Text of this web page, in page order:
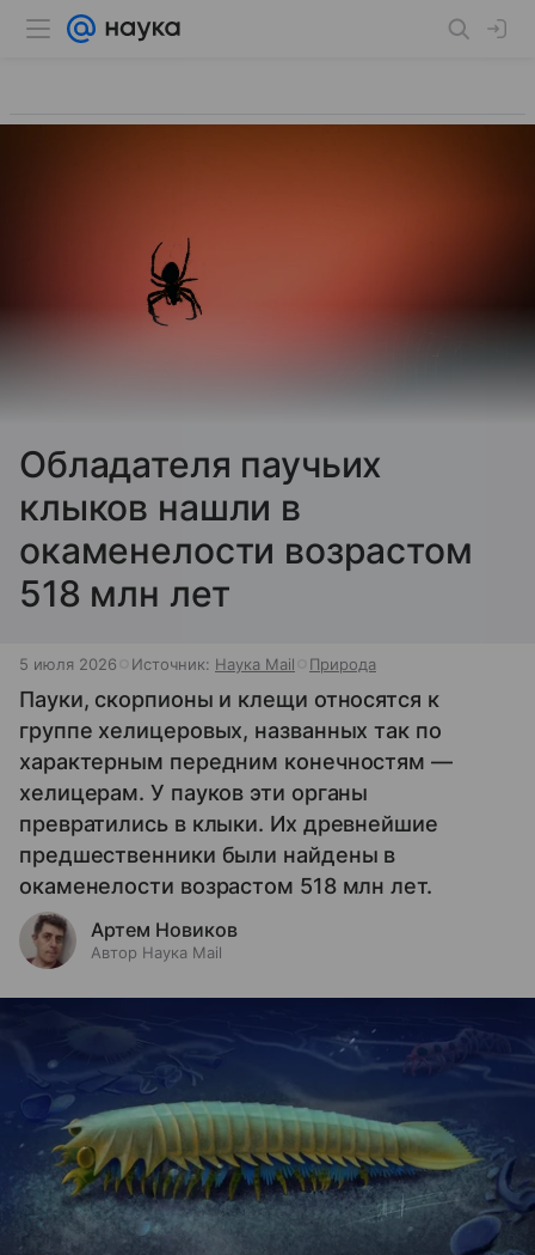
Обладателя паучьих
клыков нашли в
окаменелости возрастом
518 млн лет
5 июля 2026 Источник: Наука Mail Природа
Пауки, скорпионы и клещи относятся к
группе хелицеровых, названных так по
характерным передним конечностям —
хелицерам. У пауков эти органы
превратились в клыки. Их древнейшие
предшественники были найдены в
окаменелости возрастом 518 млн лет.
Артем Новиков
Автор Наука Mail